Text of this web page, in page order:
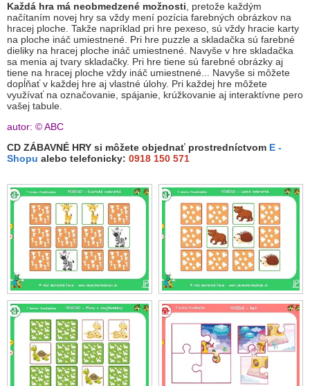
Každá hra má neobmedzené možnosti , pretože každým
načítaním novej hry sa vždy mení pozícia farebných obrázkov na
hracej ploche. Takže napríklad pri hre pexeso, sú vždy hracie karty
na ploche ináč umiestnené. Pri hre puzzle a skladačka sú farebné
dieliky na hracej ploche ináč umiestnené. Navyše v hre skladačka
sa menia aj tvary skladačky. Pri hre tiene sú farebné obrázky aj
tiene na hracej ploche vždy ináč umiestnené... Navyše si môžete
dopĺňať v každej hre aj vlastné úlohy. Pri každej hre môžete
využívať na označovanie, spájanie, krúžkovanie aj interaktívne pero
vašej tabule.
autor: © ABC
CD ZÁBAVNÉ HRY si môžete objednať prostredníctvom E -
Shopu alebo telefonicky: 0918 150 571